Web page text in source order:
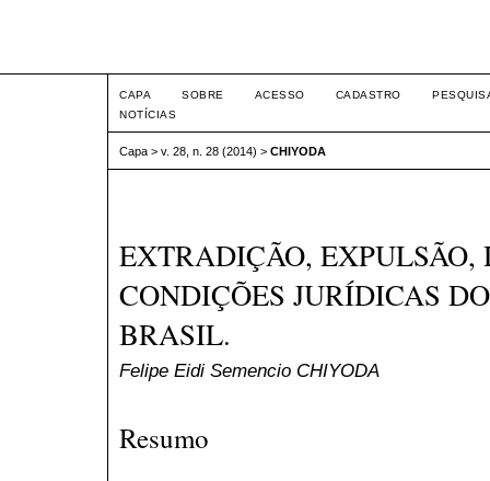
CAPA SOBRE ACESSO CADASTRO
NOTÍCIAS
Capa > v. 28, n. 28 (2014) > CHIYODA
EXTRADIÇÃO, EXPULSÃO,
CONDIÇÕES JURÍDICAS
BRASIL.
Felipe Eidi Semencio CHIYODA
Resumo